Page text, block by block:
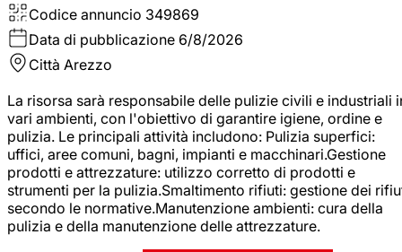
Codice annuncio 349869
Data di pubblicazione 6/8/2026
Città Arezzo
La risorsa sarà responsabile delle pulizie civili e industriali
vari ambienti, con l'obiettivo di garantire igiene, ordine e
pulizia. Le principali attività includono: Pulizia superfici:
uffici, aree comuni, bagni, impianti e macchinari.Gestione
prodotti e attrezzature: utilizzo corretto di prodotti e
strumenti per la pulizia.Smaltimento rifiuti: gestione dei
secondo le normative.Manutenzione ambienti: cura della
pulizia e della manutenzione delle attrezzature.